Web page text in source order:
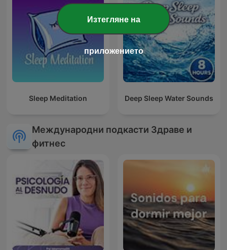
Sleep Meditation Deep Sleep Water Sounds
Международни подкасти Здраве и
фитнес
Изтегляне на
приложението